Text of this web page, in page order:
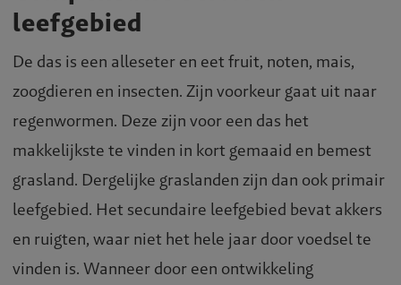
leefgebied
De das is een alleseter en eet fruit, noten, mais,
zoogdieren en insecten. Zijn voorkeur gaat uit naar
regenwormen. Deze zijn voor een das het
makkelijkste te vinden in kort gemaaid en bemest
grasland. Dergelijke graslanden zijn dan ook primair
leefgebied. Het secundaire leefgebied bevat akkers
en ruigten, waar niet het hele jaar door voedsel te
vinden is. Wanneer door een ontwikkeling